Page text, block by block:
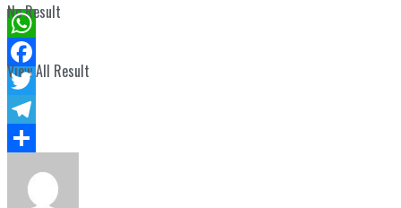
No Result
View All Result
WhatsApp
Facebook
Twitter
Telegram
Share